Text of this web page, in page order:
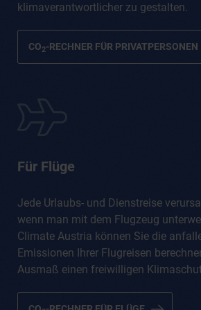
klimaverantwortlicher zu gestalten.
CO2-RECHNER FÜR PRIVATPERSONEN
Für Flüge
Jede Urlaubs- und Dienstreise
wenn man mit dem Flugzeug
Climate Austria können Sie die
Emissionen Ihrer Flugreisen
Ausmaß einen freiwilligen